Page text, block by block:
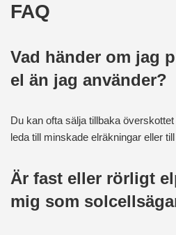
FAQ
Vad händer om jag
el än jag använder?
Du kan ofta sälja tillbaka
leda till minskade elräkningar eller
Är fast eller rörligt
mig som